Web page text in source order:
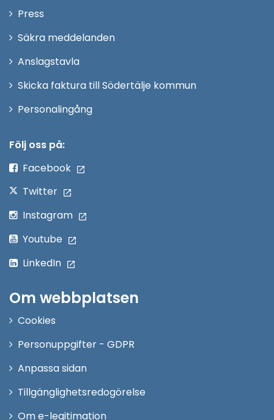
Press
fönster
Säkra meddelanden
Anslagstavla
Skicka faktura till Södertälje kommun
PersonalingångÖppna
Följ oss på:
Facebook
Twitter
Instagram
Youtube
LinkedIn
Om webbplatsen
Cookies
Personuppgifter - GDPR
Anpassa sidan
Tillgänglighetsredogörelse
Om e-legitimation